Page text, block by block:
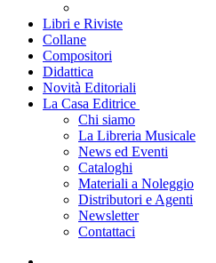
Libri e Riviste
Collane
Compositori
Didattica
Novità Editoriali
La Casa Editrice
Chi siamo
La Libreria Musicale
News ed Eventi
Cataloghi
Materiali a Noleggio
Distributori e Agenti
Newsletter
Contattaci